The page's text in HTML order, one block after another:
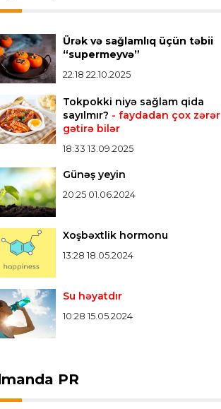
voleybolu üzrə ölkə
bürünc medalın sahibi
Premyer liqa 16:52 07.08.2026
Namik Ələskərovla yollarını ayırdı
xəbərlər >>>
Ürək və sağlamlıq üçün təbii
“supermeyvə”
22:18 22.10.2025
Tokpokki niyə sağlam qida
sayılmır? - faydadan çox zərər
gətirə bilər
18:33 13.09.2025
Günəş yeyin
20:25 01.06.2024
Xoşbəxtlik hormonu
13:28 18.05.2024
Su həyatdır
10:28 15.05.2024
PR